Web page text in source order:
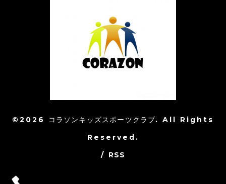
©2026 コラソンキッズスポーツクラブ. All Rights
Reserved.
/ RSS